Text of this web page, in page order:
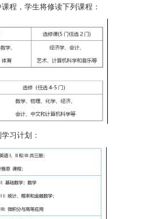
程，学生将修读下列课程：
习计划：